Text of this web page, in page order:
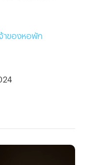
จ้าของหอพัก